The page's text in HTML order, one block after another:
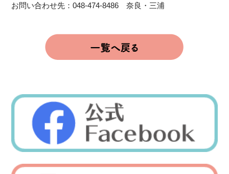
お問い合わせ先：048-474-8486 奈良・三浦